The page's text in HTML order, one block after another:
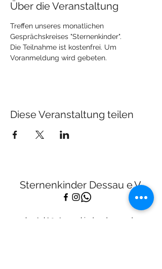
Über die Veranstaltung
Treffen unseres monatlichen
Gesprächskreises "Sternenkinder".
Die Teilnahme ist kostenfrei. Um
Voranmeldung wird gebeten.
Diese Veranstaltung teilen
Sternenkinder Dessau e.V.
kontakt@sternenkinder-dessau.de